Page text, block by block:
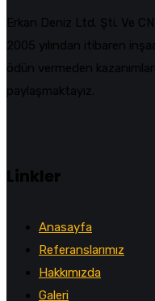
Erkan Deniz Ltd. Şti. Ve
2005 yılından itibaren
ödün vermeden
paylaşmaktayız.
Linkler
Anasayfa
Referanslarımız
Hakkımızda
Galeri